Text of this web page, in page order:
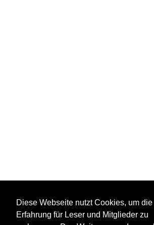
Diese Webseite nutzt Cookies, um die
Erfahrung für Leser und Mitglieder zu